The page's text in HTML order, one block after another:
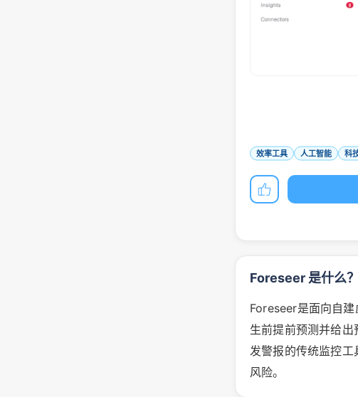
效率工具 人工智能 科
Foreseer 是什么？
Foreseer是面向自
生前提前预测并给
发警报的传统监控
风险。